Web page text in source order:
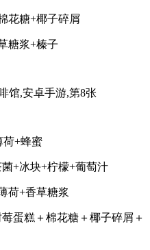
花糖+椰子碎屑
糖浆+榛子
荷+蜂蜜
+冰块+柠檬+葡萄汁
荷+香草糖浆
蛋糕＋棉花糖＋椰子碎屑＋